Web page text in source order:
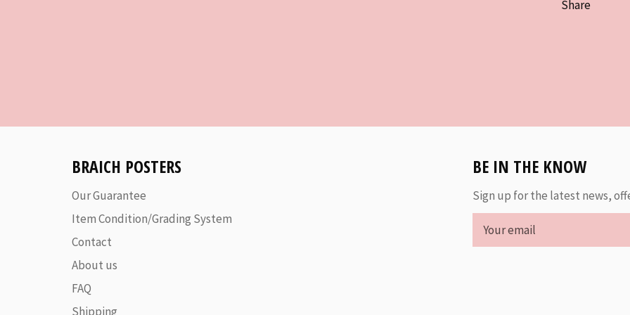
Share
BRAICH POSTERS
Our Guarantee
Item Condition/Grading System
Contact
About us
FAQ
Shipping
BE IN THE KNOW
Sign up for the latest news,